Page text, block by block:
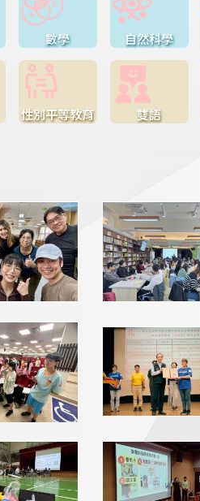
數學 自然科學
性別平等教育 雙語